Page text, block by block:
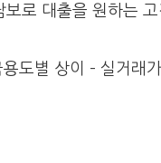
보로 대출을 원하는 고
도별 상이 – 실거래